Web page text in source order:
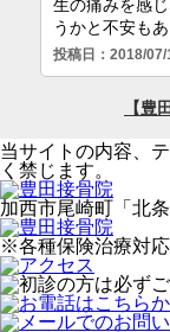
当サイトの内容、
く禁じます。
加西市尾崎町「北
※各種保険治療対応